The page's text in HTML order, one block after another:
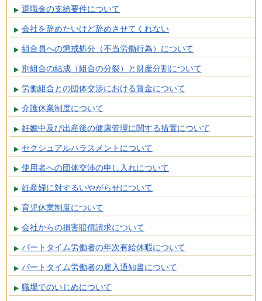
退職金の支給要件について
会社を辞めたいけど辞めさせてくれない
組合員への懲戒処分（不当労働行為）について
別組合の結成（組合の分裂）と財産分割について
労働組合との団体交渉における賃金について
介護休業制度について
妊娠中及び出産後の健康管理に関する措置について
セクシュアルハラスメントについて
使用者への団体交渉の申し入れについて
妊産婦に対するいやがらせについて
育児休業制度について
会社からの損害賠償請求について
パートタイム労働者の年次有給休暇について
パートタイム労働者の雇入通知書について
職場でのいじめについて